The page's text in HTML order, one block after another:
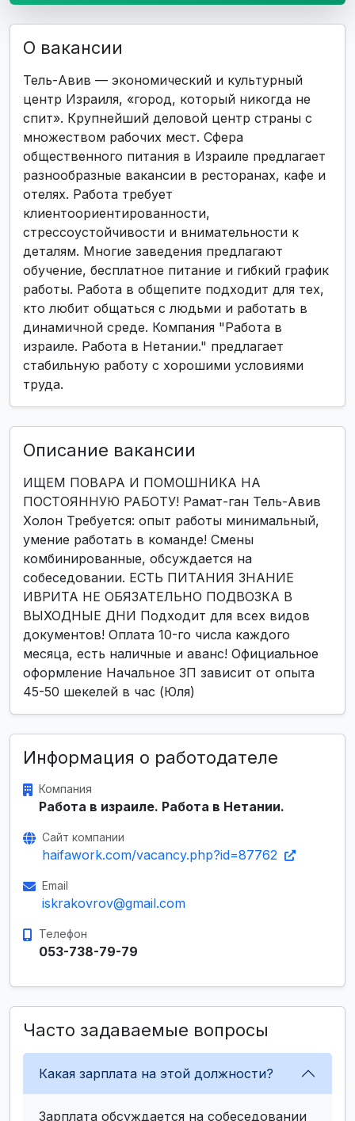
О вакансии
Тель-Авив — экономический и культурный
центр Израиля, «город, который никогда не
спит». Крупнейший деловой центр страны с
множеством рабочих мест. Сфера
общественного питания в Израиле предлагает
разнообразные вакансии в ресторанах, кафе и
отелях. Работа требует
клиентоориентированности,
стрессоустойчивости и внимательности к
деталям. Многие заведения предлагают
обучение, бесплатное питание и гибкий график
работы. Работа в общепите подходит для тех,
кто любит общаться с людьми и работать в
динамичной среде. Компания "Работа в
израиле. Работа в Нетании." предлагает
стабильную работу с хорошими условиями
труда.
Описание вакансии
ИЩЕМ ПОВАРА И ПОМОШНИКА НА
ПОСТОЯННУЮ РАБОТУ! Рамат-ган Тель-Авив
Холон Требуется: опыт работы минимальный,
умение работать в команде! Смены
комбинированные, обсуждается на
собеседовании. ЕСТЬ ПИТАНИЯ ЗНАНИЕ
ИВРИТА НЕ ОБЯЗАТЕЛЬНО ПОДВОЗКА В
ВЫХОДНЫЕ ДНИ Подходит для всех видов
документов! Оплата 10-го числа каждого
месяца, есть наличные и аванс! Официальное
оформление Начальное ЗП зависит от опыта
45-50 шекелей в час (Юля)
Информация о работодателе
Компания
Работа в израиле. Работа в Нетании.
Сайт компании
haifawork.com/vacancy.php?id=87762
Email
iskrakovrov@gmail.com
Телефон
053-738-79-79
Часто задаваемые вопросы
Какая зарплата на этой должности?
Зарплата обсуждается на собеседовании